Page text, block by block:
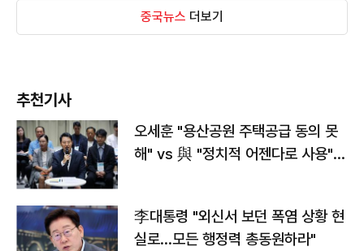
중국뉴스 더보기
추천기사
오세훈 "용산공원 주택공급 동의 못
해" vs 與 "정치적 어젠다로 사용"
李대통령 "외신서 보던 폭염 상황 현
실로…모든 행정력 총동원하라"